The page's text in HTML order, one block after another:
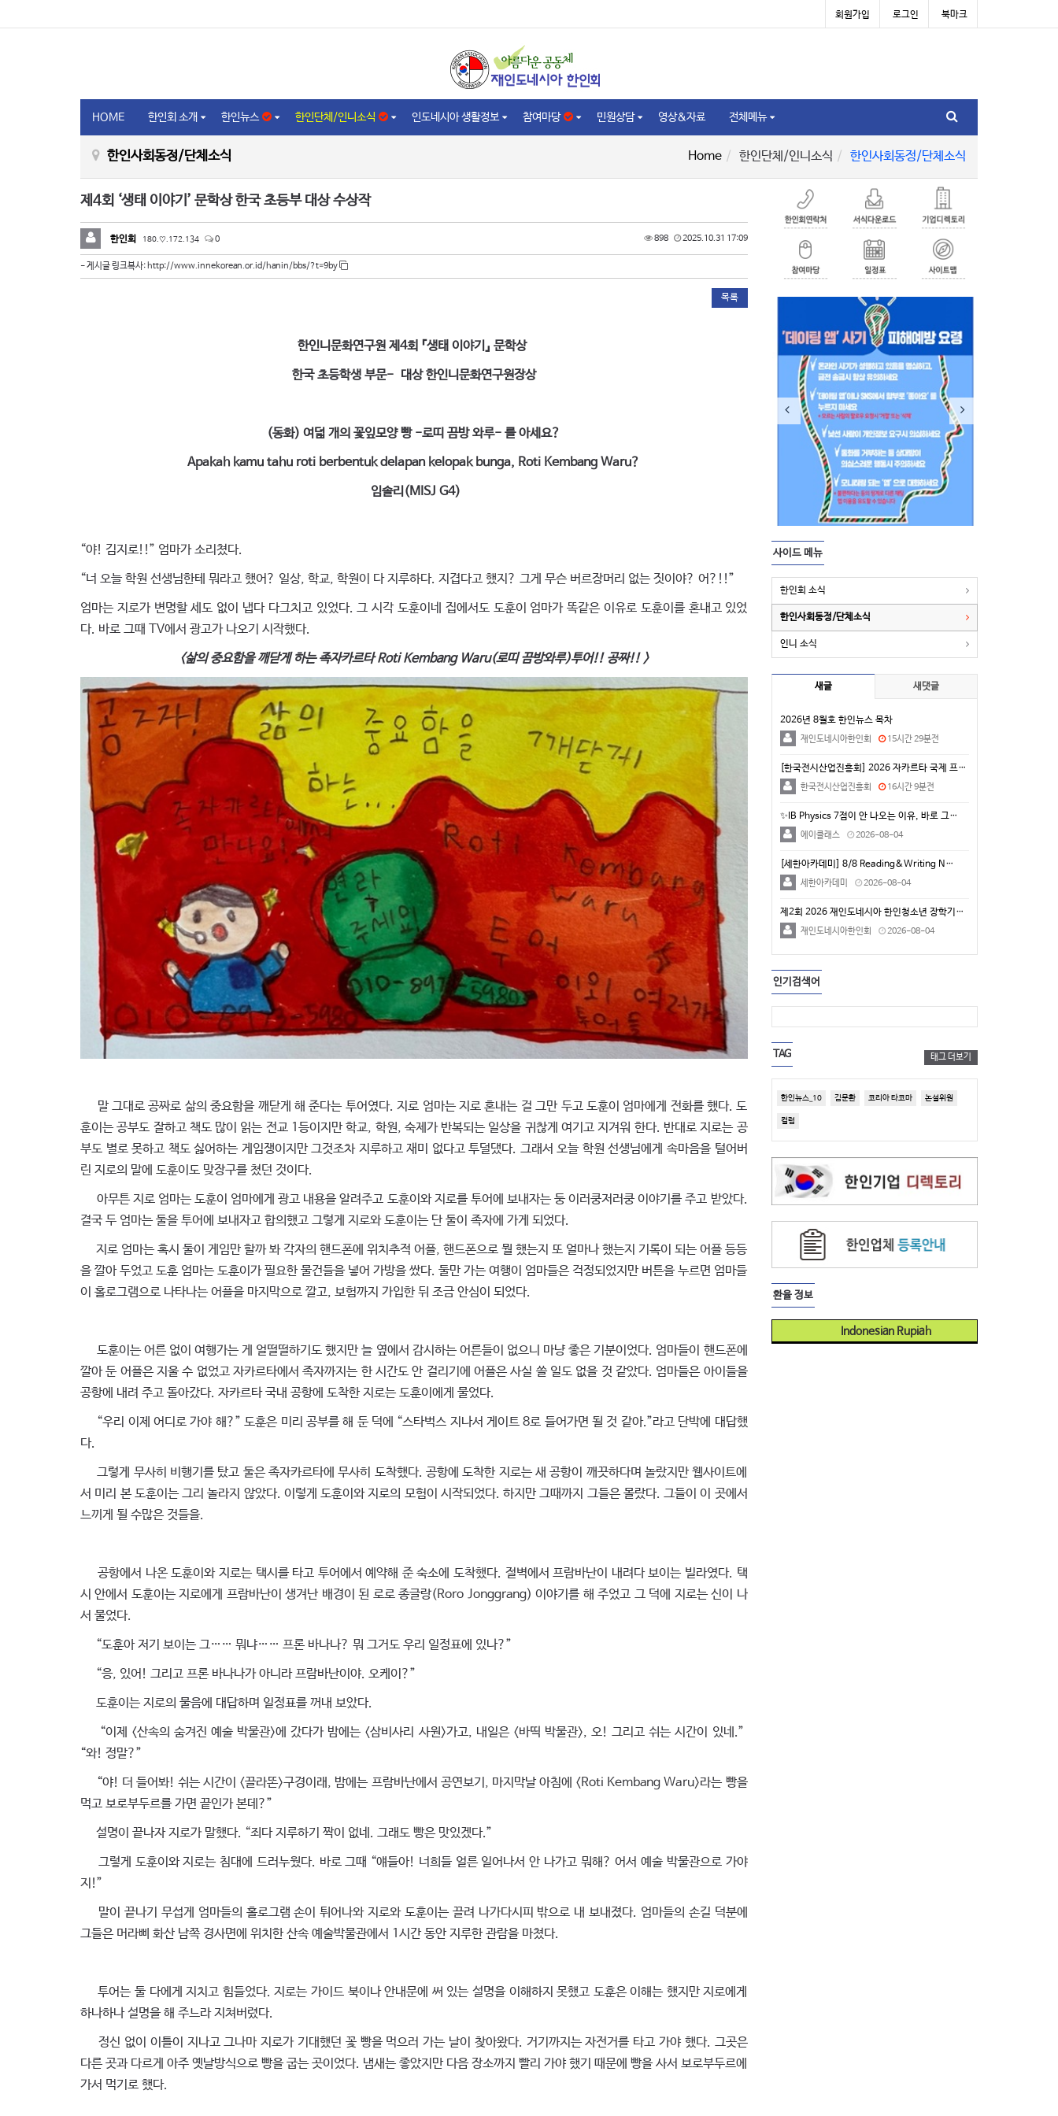
회원가입 로그인 북마크
HOME 한인회 소개 한인뉴스 한인단체/인니소식 인도네시아 생활정보 참여마당 민원상담 영상&자료 전체메뉴
한인사회동정/단체소식 Home 한인단체/인니소식 한인사회동정/단체소식
제4회 ‘생태 이야기’ 문학상 한국 초등부 대상 수상작
한인회 180.♡.172.134 0 898 2025.10.31 17:09
- 게시글 링크복사: http://www.innekorean.or.id/hanin/bbs/?t=9by
목록
한인니문화연구원 제4회 『생태 이야기』 문학상
한국 초등학생 부문- 대상 한인니문화연구원장상
(동화) 여덟 개의 꽃잎모양 빵 -로띠 끔방 와루- 를 아세요?
Apakah kamu tahu roti berbentuk delapan kelopak bunga, Roti Kembang Waru?
임솔리(MISJ G4)
“야! 김지로!!” 엄마가 소리쳤다.
“너 오늘 학원 선생님한테 뭐라고 했어? 일상, 학교, 학원이 다 지루하다. 지겹다고 했지? 그게 무슨 버르장머리 없는 짓이야? 어?!!”
엄마는 지로가 변명할 세도 없이 냅다 다그치고 있었다. 그 시각 도훈이네 집에서도 도훈이 엄마가 똑같은 이유로 도훈이를 혼내고 있었
다. 바로 그때 TV에서 광고가 나오기 시작했다.
<삶의 중요함을 깨닫게 하는 족자카르타 Roti Kembang Waru(로띠 끔방와루)투어!! 공짜!! >
말 그대로 공짜로 삶의 중요함을 깨닫게 해 준다는 투어였다. 지로 엄마는 지로 혼내는 걸 그만 두고 도훈이 엄마에게 전화를 했다. 도
훈이는 공부도 잘하고 책도 많이 읽는 전교 1등이지만 학교, 학원, 숙제가 반복되는 일상을 귀찮게 여기고 지겨워 한다. 반대로 지로는 공
부도 별로 못하고 책도 싫어하는 게임쟁이지만 그것조차 지루하고 재미 없다고 투덜댔다. 그래서 오늘 학원 선생님에게 속마음을 털어버
린 지로의 말에 도훈이도 맞장구를 쳤던 것이다.
아무튼 지로 엄마는 도훈이 엄마에게 광고 내용을 알려주고 도훈이와 지로를 투어에 보내자는 둥 이러쿵저러쿵 이야기를 주고 받았다.
결국 두 엄마는 둘을 투어에 보내자고 합의했고 그렇게 지로와 도훈이는 단 둘이 족자에 가게 되었다.
지로 엄마는 혹시 둘이 게임만 할까 봐 각자의 핸드폰에 위치추적 어플, 핸드폰으로 뭘 했는지 또 얼마나 했는지 기록이 되는 어플 등등
을 깔아 두었고 도훈 엄마는 도훈이가 필요한 물건들을 넣어 가방을 쌌다. 둘만 가는 여행이 엄마들은 걱정되었지만 버튼을 누르면 엄마들
이 홀로그램으로 나타나는 어플을 마지막으로 깔고, 보험까지 가입한 뒤 조금 안심이 되었다.
도훈이는 어른 없이 여행가는 게 얼떨떨하기도 했지만 늘 옆에서 감시하는 어른들이 없으니 마냥 좋은 기분이었다. 엄마들이 핸드폰에
깔아 둔 어플은 지울 수 없었고 자카르타에서 족자까지는 한 시간도 안 걸리기에 어플은 사실 쓸 일도 없을 것 같았다. 엄마들은 아이들을
공항에 내려 주고 돌아갔다. 자카르타 국내 공항에 도착한 지로는 도훈이에게 물었다.
“우리 이제 어디로 가야 해?” 도훈은 미리 공부를 해 둔 덕에 “스타벅스 지나서 게이트 8로 들어가면 될 것 같아.”라고 단박에 대답했
다.
그렇게 무사히 비행기를 탔고 둘은 족자카르타에 무사히 도착했다. 공항에 도착한 지로는 새 공항이 깨끗하다며 놀랐지만 웹사이트에
서 미리 본 도훈이는 그리 놀라지 않았다. 이렇게 도훈이와 지로의 모험이 시작되었다. 하지만 그때까지 그들은 몰랐다. 그들이 이 곳에서
느끼게 될 수많은 것들을.
공항에서 나온 도훈이와 지로는 택시를 타고 투어에서 예약해 준 숙소에 도착했다. 절벽에서 프람바난이 내려다 보이는 빌라였다. 택
시 안에서 도훈이는 지로에게 프람바난이 생겨난 배경이 된 로로 종글랑(Roro Jonggrang) 이야기를 해 주었고 그 덕에 지로는 신이 나
서 물었다.
“도훈아 저기 보이는 그…… 뭐냐…… 프론 바나나? 뭐 그거도 우리 일정표에 있나?”
“응, 있어! 그리고 프론 바나나가 아니라 프람바난이야. 오케이?”
도훈이는 지로의 물음에 대답하며 일정표를 꺼내 보았다.
“이제 <산속의 숨겨진 예술 박물관>에 갔다가 밤에는 <삼비사리 사원>가고, 내일은 <바띡 박물관>, 오! 그리고 쉬는 시간이 있네.”
“와! 정말?”
“야! 더 들어봐! 쉬는 시간이 <끌라똔>구경이래, 밤에는 프람바난에서 공연보기, 마지막날 아침에 <Roti Kembang Waru>라는 빵을
먹고 보로부두르를 가면 끝인가 본데?”
설명이 끝나자 지로가 말했다. “죄다 지루하기 짝이 없네. 그래도 빵은 맛있겠다.”
그렇게 도훈이와 지로는 침대에 드러누웠다. 바로 그때 “얘들아! 너희들 얼른 일어나서 안 나가고 뭐해? 어서 예술 박물관으로 가야
지!”
말이 끝나기 무섭게 엄마들의 홀로그램 손이 튀어나와 지로와 도훈이는 끌려 나가다시피 밖으로 내 보내졌다. 엄마들의 손길 덕분에
그들은 머라삐 화산 남쪽 경사면에 위치한 산속 예술박물관에서 1시간 동안 지루한 관람을 마쳤다.
투어는 둘 다에게 지치고 힘들었다. 지로는 가이드 북이나 안내문에 써 있는 설명을 이해하지 못했고 도훈은 이해는 했지만 지로에게
하나하나 설명을 해 주느라 지쳐버렸다.
정신 없이 이틀이 지나고 그나마 지로가 기대했던 꽃 빵을 먹으러 가는 날이 찾아왔다. 거기까지는 자전거를 타고 가야 했다. 그곳은
다른 곳과 다르게 아주 옛날방식으로 빵을 굽는 곳이었다. 냄새는 좋았지만 다음 장소까지 빨리 가야 했기 때문에 빵을 사서 보로부두르에
가서 먹기로 했다.
사이드 메뉴
한인회 소식
한인사회동정/단체소식
인니 소식
새글 새댓글
2026년 8월호 한인뉴스 목차
재인도네시아한인회 15시간 29분전
[한국전시산업진흥회] 2026 자카르타 국제 프리미엄 …
한국전시산업진흥회 16시간 9분전
✨IB Physics 7점이 안 나오는 이유, 바로 그…
에이클래스 2026-08-04
[세한아카데미] 8/8 Reading&Writing N…
세한아카데미 2026-08-04
제2회 2026 재인도네시아 한인청소년 장학기금 후원 …
재인도네시아한인회 2026-08-04
인기검색어
TAG 태그 더보기
한인뉴스_10 김문환 코리아 타코마 논설위원
컬럼
환율 정보
Indonesian Rupiah